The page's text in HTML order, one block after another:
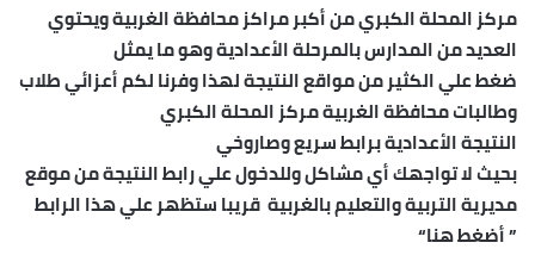
مركز المحلة الكبري من أكبر مراكز محافظة الغربية ويحتوي
العديد من المدارس بالمرحلة الأعدادية وهو ما يمثل
ضغط علي الكثير من مواقع النتيجة لهذا وفرنا لكم أعزائي طلاب
وطالبات محافظة الغربية مركز المحلة الكبري
النتيجة الأعدادية برابط سريع وصاروخي
بحيث لا تواجهك أي مشاكل وللدخول علي رابط النتيجة من موقع
مديرية التربية والتعليم بالغربية قريبا ستظهر علي هذا الرابط
”أضغط هنا“